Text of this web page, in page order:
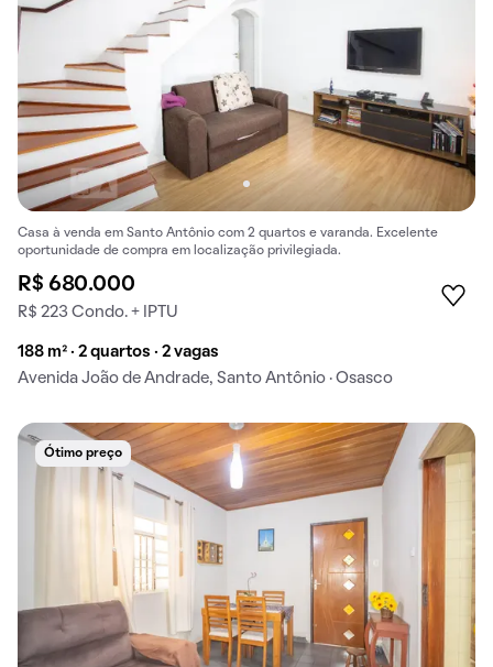
Casa à venda em Santo Antônio com 2 quartos e varanda. Excelente
oportunidade de compra em localização privilegiada.
R$ 680.000
R$ 223 Condo. + IPTU
188 m² · 2 quartos · 2 vagas
Avenida João de Andrade, Santo Antônio · Osasco
Ótimo preço